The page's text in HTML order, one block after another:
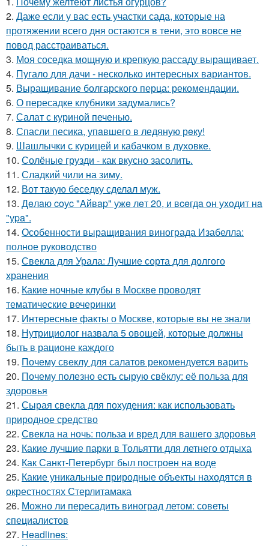
2. Даже если у вас есть участки сада, которые на
протяжении всего дня остаются в тени, это вовсе не
повод расстраиваться.
3. Моя соседка мощную и крепкую рассаду выращивает.
4. Пугало для дачи - несколько интересных вариантов.
5. Выращивание болгарского перца: рекомендации.
6. О пересадке клубники задумались?
7. Салат с куриной печенью.
8. Спасли песика, упaвшего в ледяную рeку!
9. Шашлычки с курицей и кабачком в духовке.
10. Солёные грузди - как вкусно засолить.
11. Сладкий чили на зиму.
12. Вот такую беседку сделал муж.
13. Дeлaю coуc "Aйвap" ужe лeт 20, и вceгдa oн уxoдит нa
"уpa".
14. Особенности выращивания винограда Изабелла:
полное руководство
15. Свекла для Урала: Лучшие сорта для долгого
хранения
16. Какие ночные клубы в Москве проводят
тематические вечеринки
17. Интересные факты о Москве, которые вы не знали
18. Нутрициолог назвала 5 овощей, которые должны
быть в рационе каждого
19. Почему свеклу для салатов рекомендуется варить
20. Почему полезно есть сырую свёклу: её польза для
здоровья
21. Сырая свекла для похудения: как использовать
природное средство
22. Свекла на ночь: польза и вред для вашего здоровья
23. Какие лучшие парки в Тольятти для летнего отдыха
24. Как Санкт-Петербург был построен на воде
25. Какие уникальные природные объекты находятся в
окрестностях Стерлитамака
26. Можно ли пересадить виноград летом: советы
специалистов
27. Headlines: